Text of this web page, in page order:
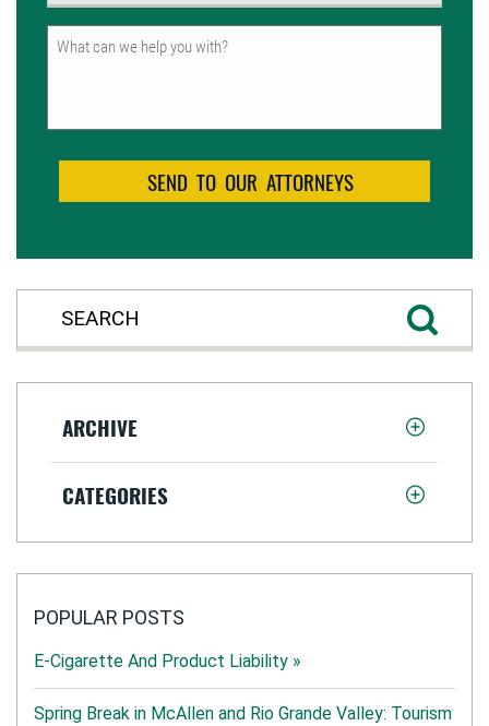
Untitled
ARCHIVE
CATEGORIES
POPULAR POSTS
E-Cigarette And Product Liability »
Spring Break in McAllen and Rio Grande Valley: Tourism